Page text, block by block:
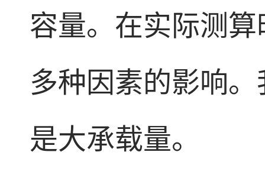
容量。在实际测
多种因素的影响
是大承载量。